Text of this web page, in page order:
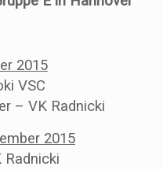
2015
VSC
– VK Radnicki
2015
Radnicki